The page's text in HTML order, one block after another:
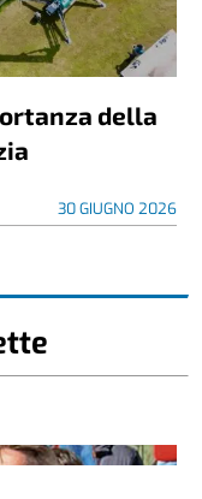
della
30 GIUGNO 2026